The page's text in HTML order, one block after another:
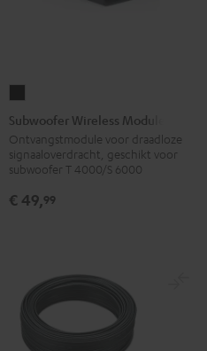
Wireless
Module
Zwarte
versie
Subwoofer Wireless Module
Ontvangstmodule voor draadloze
signaaloverdracht, geschikt voor
subwoofer T 4000/S 6000
€ 49,99